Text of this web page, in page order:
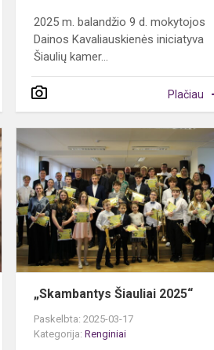
2025 m. balandžio 9 d. mokytojos
Dainos Kavaliauskienės iniciatyva
Šiaulių kamer...
Plačiau
„Pūsk
ir
grok“
–
kai
muzika
tampa
apčiuopiama
„Skambantys Šiauliai 2025“
Paskelbta: 2025-03-17
Kategorija:Renginiai